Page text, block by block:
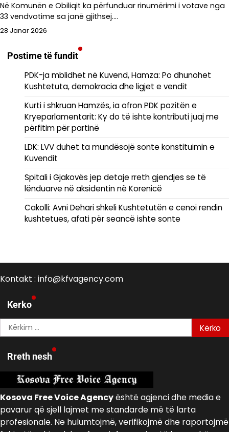
Në Komunën e Obiliqit ka përfunduar rinumërimi i votave nga
33 vendvotime sa janë gjithsej.…
28 Janar 2026
Postime të fundit
PDK-ja mblidhet në Kuvend, Hamza: Po dhunohet
Kushtetuta, demokracia dhe ligjet e vendit
Kurti i shkruan Hamzës, ia ofron PDK pozitën e
Kryeparlamentarit: Ky do të ishte kontributi juaj me
përfitim për partinë
LDK: LVV duhet ta mundësojë sonte konstituimin e
Kuvendit
Spitali i Gjakovës jep detaje rreth gjendjes se të
lënduarve në aksidentin në Korenicë
Cakolli: Avni Dehari shkeli Kushtetutën e cenoi rendin
kushtetues, afati për seancë ishte sonte
Kontakt : info@kfvagency.com
Kerko
Kërko
për:
Rreth nesh
Kosova Free Voice Agencyështë agjenci dhe media e
pavarur që sjell lajmet me standarde më të larta
profesionale. Ne hulumtojmë, verifikojmë dhe raportojmë